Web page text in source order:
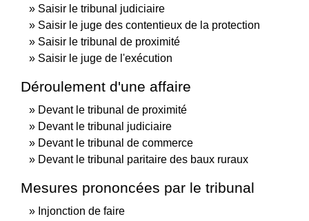
Saisir le tribunal judiciaire
Saisir le juge des contentieux de la protection
Saisir le tribunal de proximité
Saisir le juge de l'exécution
Déroulement d'une affaire
Devant le tribunal de proximité
Devant le tribunal judiciaire
Devant le tribunal de commerce
Devant le tribunal paritaire des baux ruraux
Mesures prononcées par le tribunal
Injonction de faire